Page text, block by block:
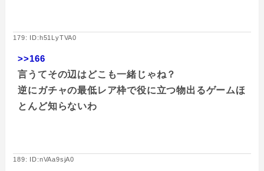
179: ID:h51LyTVA0
>>166
言うてその辺はどこも一緒じゃね？
逆にガチャの最低レア枠で役に立つ物出るゲームほ
とんど知らないわ
189: ID:nVAa9sjA0